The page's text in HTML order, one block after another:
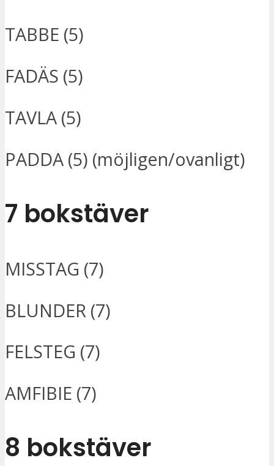
TABBE (5)
FADÄS (5)
TAVLA (5)
PADDA (5) (möjligen/ovanligt)
7 bokstäver
MISSTAG (7)
BLUNDER (7)
FELSTEG (7)
AMFIBIE (7)
8 bokstäver